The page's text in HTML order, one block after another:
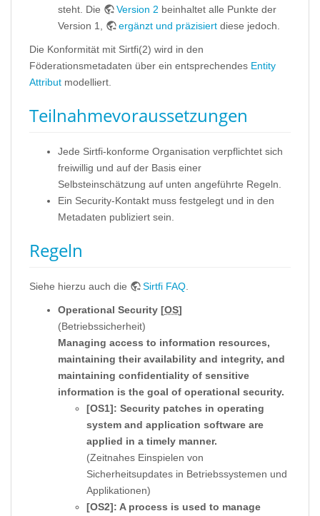
steht. Die
Version 2 beinhaltet alle Punkte der
Version 1,
ergänzt und präzisiert diese jedoch.
Die Konformität mit Sirtfi(2) wird in den
Föderationsmetadaten über ein entsprechendes Entity
Attribut modelliert.
Teilnahmevoraussetzungen
Jede Sirtfi-konforme Organisation verpflichtet sich
freiwillig und auf der Basis einer
Selbsteinschätzung auf unten angeführte Regeln.
Ein Security-Kontakt muss festgelegt und in den
Metadaten publiziert sein.
Regeln
Siehe hierzu auch die Sirtfi FAQ
Operational Security [OS]
(Betriebssicherheit)
Managing access to information resources,
maintaining their availability and integrity, and
maintaining confidentiality of sensitive
information is the goal of operational security.
[OS1]: Security patches in operating
system and application software are
applied in a timely manner.
(Zeitnahes Einspielen von
Sicherheitsupdates in Betriebssystemen und
Applikationen)
[OS2]: A process is used to manage